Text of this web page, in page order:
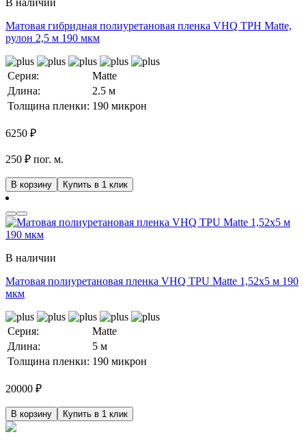
Матовая гибридная полиуретановая пленка VHQ TPH Matte,
рулон 2,5 м 190 мкм
Серия:
Matte
Длина:
2.5 м
Толщина пленки: 190 микрон
6250 ₽
250 ₽ пог. м.
В корзину Купить в 1 клик
В наличии
Матовая полиуретановая пленка VHQ TPU Matte 1,52х5 м 190
мкм
Серия:
Matte
Длина:
5 м
Толщина пленки: 190 микрон
20000 ₽
В корзину Купить в 1 клик